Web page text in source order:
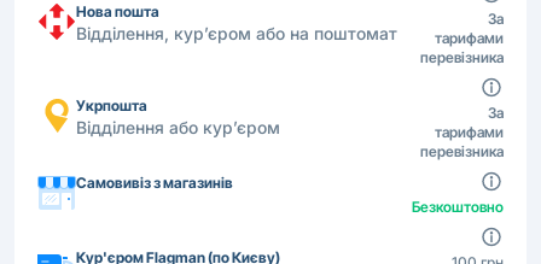
Нова пошта
Відділення, кур’єром або на поштомат
За
тарифами
перевізника
Укрпошта
Відділення або кур’єром
За
тарифами
перевізника
Самовивіз з магазинів
Безкоштовно
Кур'єром Flagman (по Києву)